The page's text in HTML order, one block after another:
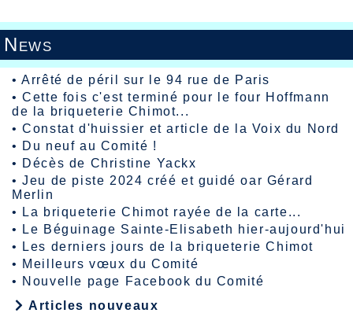
News
•Arrêté de péril sur le 94 rue de Paris
•Cette fois c'est terminé pour le four Hoffmann
de la briqueterie Chimot...
•Constat d'huissier et article de la Voix du Nord
• Du neuf au Comité !
• Décès de Christine Yackx
•Jeu de piste 2024 créé et guidé oar Gérard
Merlin
•
La briqueterie Chimot rayée de la carte...
•
Le Béguinage Sainte-Elisabeth hier-aujourd'hui
•
Les derniers jours de la briqueterie Chimot
• Meilleurs vœux du Comité
• Nouvelle page Facebook du Comité
Articles nouveaux